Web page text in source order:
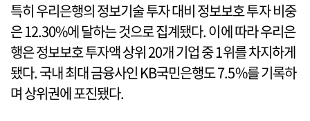
특히 우리은행의 정보기술 투자 대비 정보보호 투자 비중
은 12.30%에 달하는 것으로 집계됐다. 이에 따라 우리은
행은 정보보호 투자액 상위 20개 기업 중 1위를 차지하게
됐다. 국내 최대 금융사인 KB국민은행도 7.5%를 기록하
며 상위권에 포진됐다.